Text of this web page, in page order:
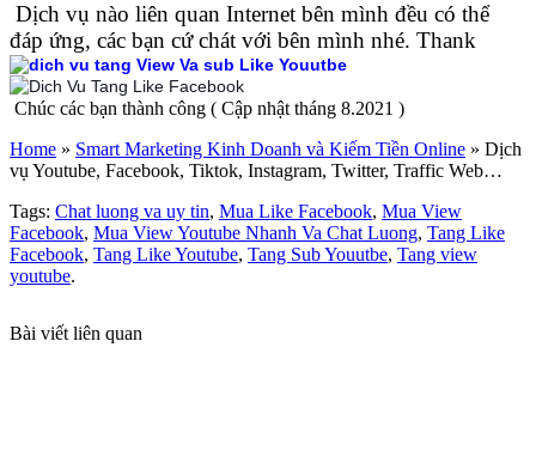
Dịch vụ nào liên quan Internet bên mình đều có thể
đáp ứng, các bạn cứ chát với bên mình nhé. Thank
Chúc các bạn thành công ( Cập nhật tháng 8.2021 )
Home » Smart Marketing Kinh Doanh và Kiếm Tiền Online » Dịch
vụ Youtube, Facebook, Tiktok, Instagram, Twitter, Traffic Web…
Tags: Chat luong va uy tin, Mua Like Facebook, Mua View
Facebook, Mua View Youtube Nhanh Va Chat Luong, Tang Like
Facebook, Tang Like Youtube, Tang Sub Youutbe, Tang view
youtube.
Bài viết liên quan